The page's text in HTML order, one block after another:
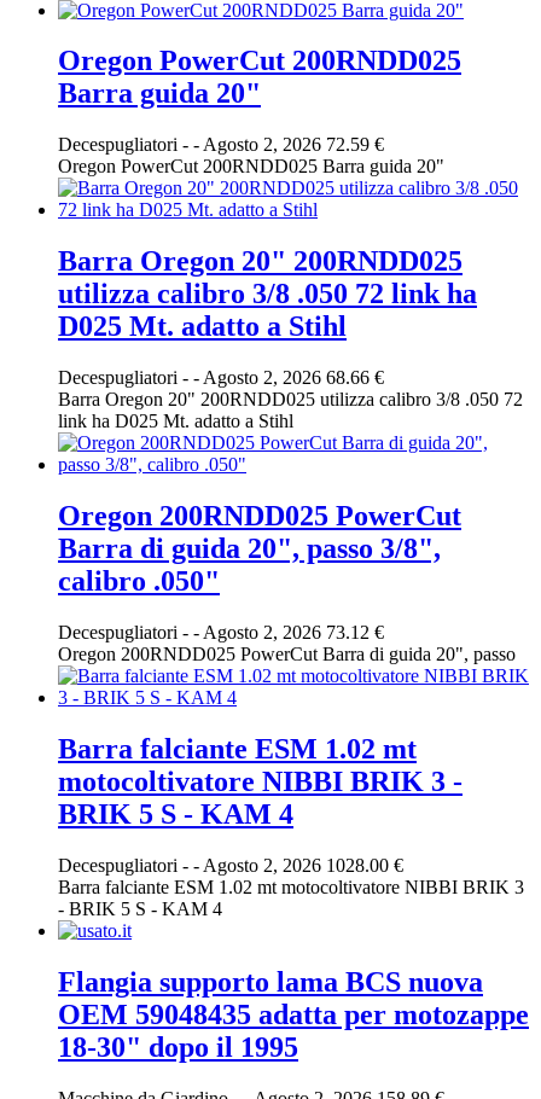
Oregon PowerCut 200RNDD025
Barra guida 20"
Decespugliatori - - Agosto 2, 2026 72.59 €
Oregon PowerCut 200RNDD025 Barra guida 20"
Barra Oregon 20" 200RNDD025
utilizza calibro 3/8 .050 72 link ha
D025 Mt. adatto a Stihl
Decespugliatori - - Agosto 2, 2026 68.66 €
Barra Oregon 20" 200RNDD025 utilizza calibro 3/8 .050 72
link ha D025 Mt. adatto a Stihl
Oregon 200RNDD025 PowerCut
Barra di guida 20", passo 3/8",
calibro .050"
Decespugliatori - - Agosto 2, 2026 73.12 €
Oregon 200RNDD025 PowerCut Barra di guida 20", passo
Barra falciante ESM 1.02 mt
motocoltivatore NIBBI BRIK 3 -
BRIK 5 S - KAM 4
Decespugliatori - - Agosto 2, 2026 1028.00 €
Barra falciante ESM 1.02 mt motocoltivatore NIBBI BRIK 3
- BRIK 5 S - KAM 4
Flangia supporto lama BCS nuova
OEM 59048435 adatta per motozappe
18-30" dopo il 1995